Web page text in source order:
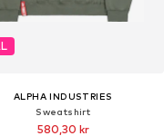
ALPHA INDUSTRIES
Sweatshirt
580,30 kr